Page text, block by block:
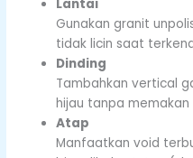
Lantai
Gunakan granit
tidak licin saat
Dinding
Tambahkan vertical
hijau tanpa memakan
Atap
Manfaatkan void